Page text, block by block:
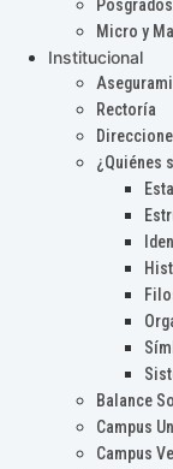
Posgrados
Micro y
Institucional
Rectoría
¿Quiénes
Balance
Campus
Campus